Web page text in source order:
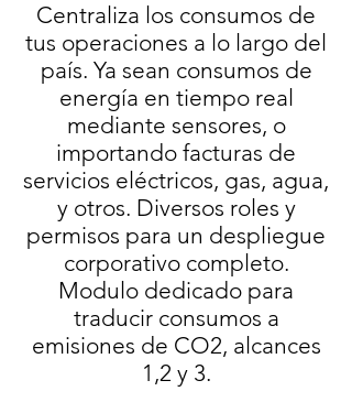
Centraliza los consumos de
tus operaciones a lo largo del
país. Ya sean consumos de
energía en tiempo real
mediante sensores, o
importando facturas de
servicios eléctricos, gas, agua,
y otros. Diversos roles y
permisos para un despliegue
corporativo completo.
Modulo dedicado para
traducir consumos a
emisiones de CO2, alcances
1,2 y 3.